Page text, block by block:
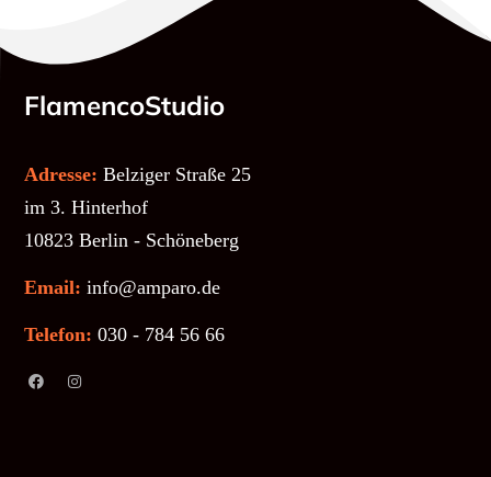
FlamencoStudio
Adresse: Belziger Straße 25
im 3. Hinterhof
10823 Berlin - Schöneberg
Email: info@amparo.de
Telefon: 030 - 784 56 66